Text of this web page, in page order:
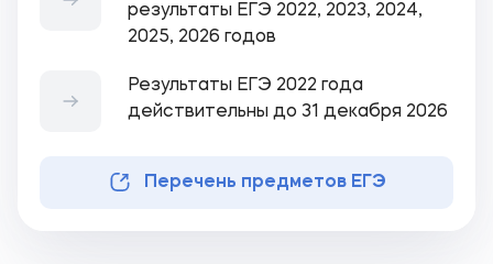
результаты ЕГЭ 2022, 2023, 2024,
2025, 2026 годов
Результаты ЕГЭ 2022 года
действительны до 31 декабря 2026
Перечень предметов ЕГЭ